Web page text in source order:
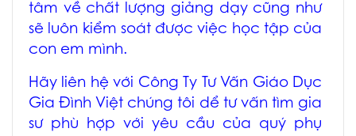
tâm về chất lượng giảng dạy cũng như
sẽ luôn kiểm soát được việc học tập của
con em mình.
Hãy liên hệ với Công Ty Tư Vấn Giáo Dục
Gia Đình Việt chúng tôi dể tư vấn tìm gia
sư phù hợp với yêu cầu của quý phụ